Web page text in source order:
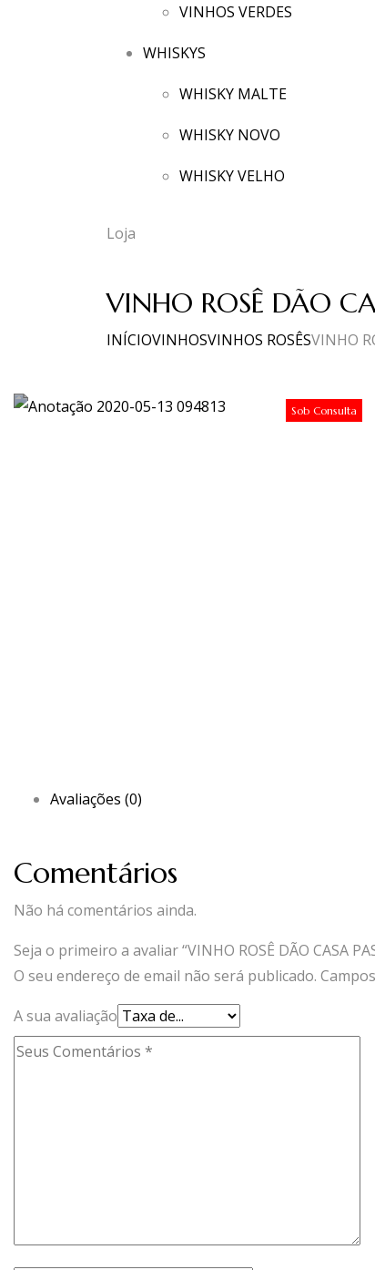
VINHOS VERDES
WHISKYS
WHISKY MALTE
WHISKY NOVO
WHISKY VELHO
Loja
VINHO ROSÊ DÃO
INÍCIOVINHOSVINHOS ROSÊSVINHO
Sob Consulta
Avaliações (0)
Comentários
Não há comentários ainda.
Seja o primeiro a avaliar “VINHO ROSÊ DÃO CASA
O seu endereço de email não será publicado.
A sua avaliação